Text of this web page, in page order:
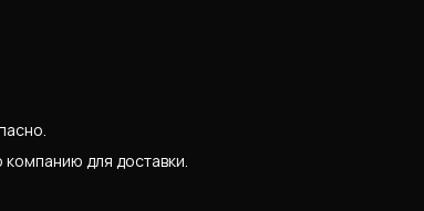
для доставки.